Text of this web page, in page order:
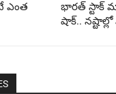
ఎంత
భారత్ స్టాక్
షాక్..